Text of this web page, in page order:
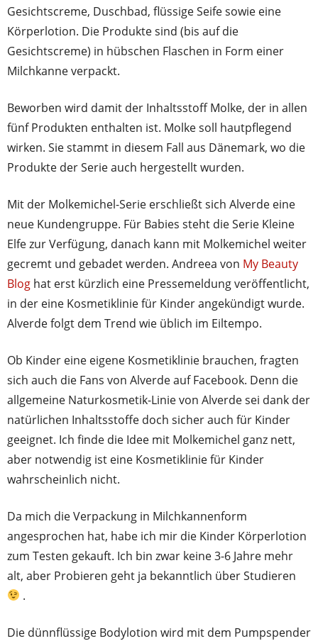
Gesichtscreme, Duschbad, flüssige Seife sowie eine
Körperlotion. Die Produkte sind (bis auf die
Gesichtscreme) in hübschen Flaschen in Form einer
Milchkanne verpackt.
Beworben wird damit der Inhaltsstoff Molke, der in allen
fünf Produkten enthalten ist. Molke soll hautpflegend
wirken. Sie stammt in diesem Fall aus Dänemark, wo die
Produkte der Serie auch hergestellt wurden.
Mit der Molkemichel-Serie erschließt sich Alverde eine
neue Kundengruppe. Für Babies steht die Serie Kleine
Elfe zur Verfügung, danach kann mit Molkemichel weiter
gecremt und gebadet werden. Andreea von My Beauty
Blog hat erst kürzlich eine Pressemeldung veröffentlicht,
in der eine Kosmetiklinie für Kinder angekündigt wurde.
Alverde folgt dem Trend wie üblich im Eiltempo.
Ob Kinder eine eigene Kosmetiklinie brauchen, fragten
sich auch die Fans von Alverde auf Facebook. Denn die
allgemeine Naturkosmetik-Linie von Alverde sei dank der
natürlichen Inhaltsstoffe doch sicher auch für Kinder
geeignet. Ich finde die Idee mit Molkemichel ganz nett,
aber notwendig ist eine Kosmetiklinie für Kinder
wahrscheinlich nicht.
Da mich die Verpackung in Milchkannenform
angesprochen hat, habe ich mir die Kinder Körperlotion
zum Testen gekauft. Ich bin zwar keine 3-6 Jahre mehr
alt, aber Probieren geht ja bekanntlich über Studieren
.
Die dünnflüssige Bodylotion wird mit dem Pumpspender